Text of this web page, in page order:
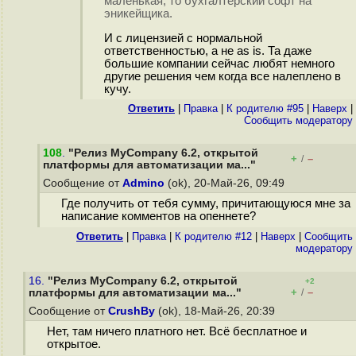
эникейщика.
И с лицензией с нормальной
ответственностью, а не as is. Та даже
большие компании сейчас любят немного
другие решения чем когда все налеплено в
кучу.
Ответить Правка| К родителю #95 Наверх
Cообщить модератору
108. "Релиз MyCompany 6.2, открытой
платформы для автоматизации ма..."
+ / –
Сообщение от Admino (ok), 20-Май-26, 09:49
Где получить от тебя сумму, причитающуюся мне за
написание комментов на опеннете?
Ответить Правка| К родителю #12 Наверх
Cообщить
модератору
16. "Релиз MyCompany 6.2, открытой
платформы для автоматизации ма..."
+2
+ / –
Сообщение от CrushBy (ok), 18-Май-26, 20:39
Нет, там ничего платного нет. Всё бесплатное и
открытое.